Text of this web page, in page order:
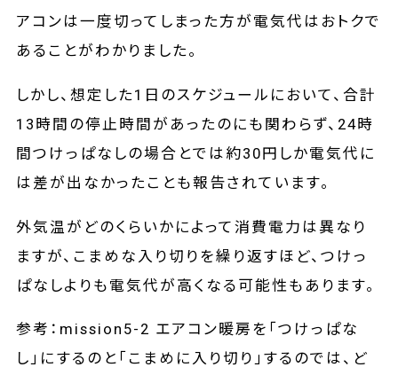
アコンは一度切ってしまった方が電気代はおトクで
あることがわかりました。
しかし、想定した1日のスケジュールにおいて、合計
13時間の停止時間があったのにも関わらず、24時
間つけっぱなしの場合とでは約30円しか電気代に
は差が出なかったことも報告されています。
外気温がどのくらいかによって消費電力は異なり
ますが、こまめな入り切りを繰り返すほど、つけっ
ぱなしよりも電気代が高くなる可能性もあります。
参考： mission5-2 エアコン暖房を「つけっぱな
し」にするのと「こまめに入り切り」するのでは、ど